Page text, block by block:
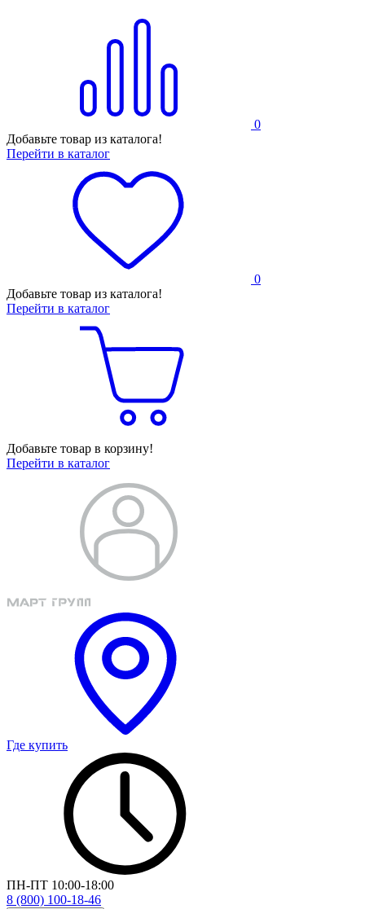
0
Добавьте товар из каталога!
Перейти в каталог
0
Добавьте товар из каталога!
Перейти в каталог
Добавьте товар в корзину!
Перейти в каталог
Где купить
ПН-ПТ 10:00-18:00
8 (800) 100-18-46